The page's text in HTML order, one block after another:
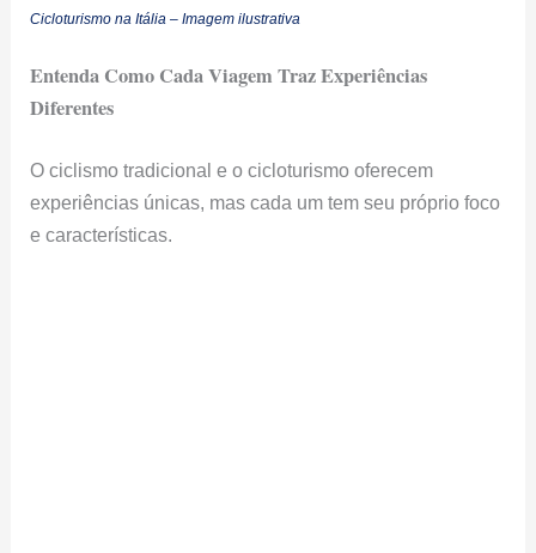
Cicloturismo na Itália – Imagem ilustrativa
Entenda Como Cada Viagem Traz Experiências
Diferentes
O ciclismo tradicional e o cicloturismo oferecem
experiências únicas, mas cada um tem seu próprio foco
e características.